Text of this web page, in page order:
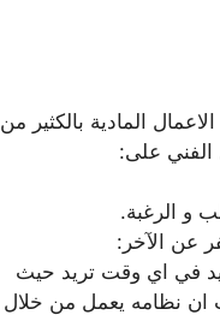
المادية بالكثير من
الفني على:
و الرغبة.
عن الآخر:
في اي وقت تريد حيث
ان نظامه يعمل من خلال